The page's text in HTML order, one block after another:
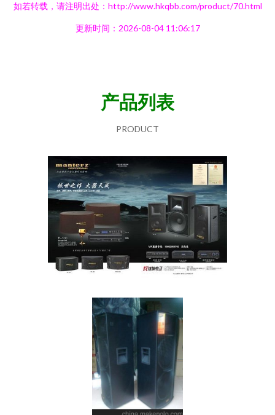
如若转载，请注明出处：http://www.hkqbb.com/product/70.html
更新时间：2026-08-04 11:06:17
产品列表
PRODUCT